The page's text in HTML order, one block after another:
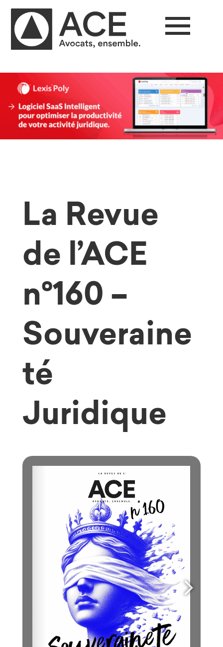
La Revue
de l’ACE
n°160 –
Souveraine
té
Juridique